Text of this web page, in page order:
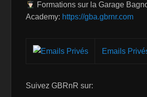
Formations sur la Garage
Academy: https://gba.gbrnr.com
Emails
Suivez GBRnR sur: